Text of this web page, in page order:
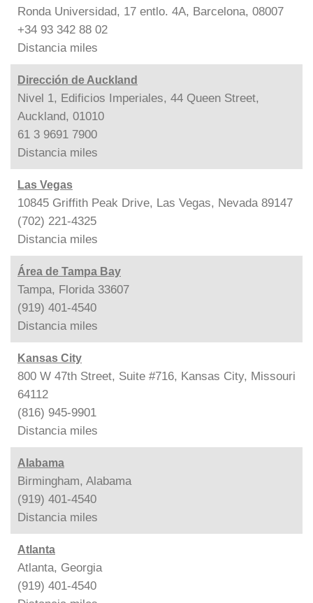
Ronda Universidad, 17 entlo. 4A, Barcelona, 08007
+34 93 342 88 02
Distancia miles
Dirección de Auckland
Nivel 1, Edificios Imperiales, 44 Queen Street,
Auckland, 01010
61 3 9691 7900
Distancia miles
Las Vegas
10845 Griffith Peak Drive, Las Vegas, Nevada 89147
(702) 221-4325
Distancia miles
Área de Tampa Bay
Tampa, Florida 33607
(919) 401-4540
Distancia miles
Kansas City
800 W 47th Street, Suite #716, Kansas City, Missouri
64112
(816) 945-9901
Distancia miles
Alabama
Birmingham, Alabama
(919) 401-4540
Distancia miles
Atlanta
Atlanta, Georgia
(919) 401-4540